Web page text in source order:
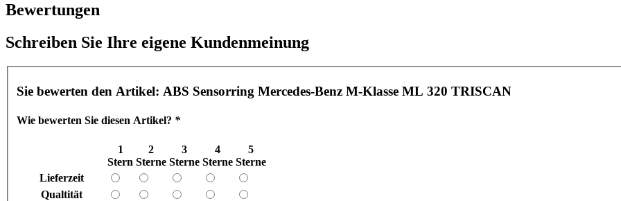
Bewertungen
Schreiben Sie Ihre eigene Kundenmeinung
Sie bewerten den Artikel: ABS Sensorring Mercedes-Benz M-Klasse ML 320 TRISCAN
Wie bewerten Sie diesen Artikel? *
1
Stern
2
Sterne
3
Sterne
4
Sterne
5
Sterne
Lieferzeit
Qualtität